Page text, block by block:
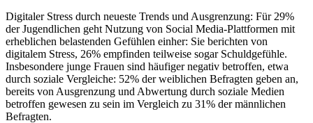
Digitaler Stress durch neueste Trends und Ausgrenzung: Für 29%
der Jugendlichen geht Nutzung von Social Media-Plattformen mit
erheblichen belastenden Gefühlen einher: Sie berichten von
digitalem Stress, 26% empfinden teilweise sogar Schuldgefühle.
Insbesondere junge Frauen sind häufiger negativ betroffen, etwa
durch soziale Vergleiche: 52% der weiblichen Befragten geben an,
bereits von Ausgrenzung und Abwertung durch soziale Medien
betroffen gewesen zu sein im Vergleich zu 31% der männlichen
Befragten.